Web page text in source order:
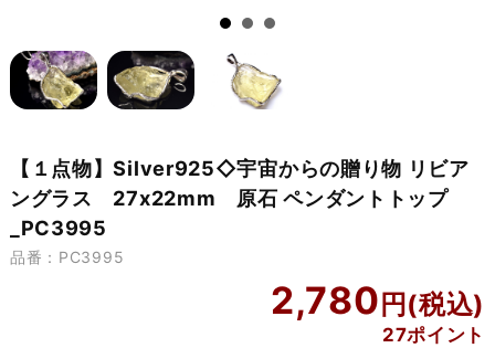
【１点物】Silver925◇宇宙からの贈り物 リビア
ングラス 27x22mm 原石 ペンダントトップ
_PC3995
品番：PC3995
2,780
27ポイント